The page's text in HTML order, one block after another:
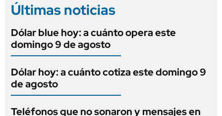
Últimas noticias
Dólar blue hoy: a cuánto opera este
domingo 9 de agosto
Dólar hoy: a cuánto cotiza este domingo 9
de agosto
Teléfonos que no sonaron y mensajes en